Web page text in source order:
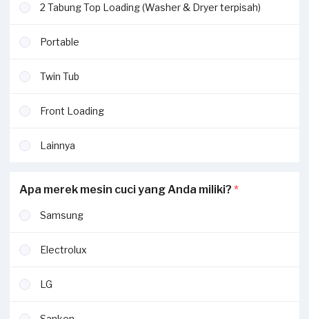
2 Tabung Top Loading (Washer & Dryer terpisah)
Portable
Twin Tub
Front Loading
Lainnya
Apa merek mesin cuci yang Anda miliki? *
Samsung
Electrolux
LG